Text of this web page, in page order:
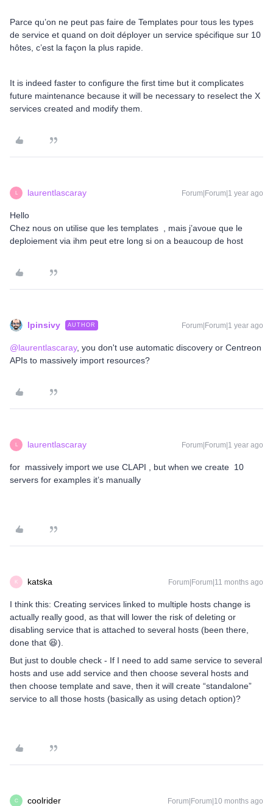
Parce qu’on ne peut pas faire de Templates pour tous les types
de service et quand on doit déployer un service spécifique sur 10
hôtes, c’est la façon la plus rapide.
It is indeed faster to configure the first time but it complicates
future maintenance because it will be necessary to reselect the X
services created and modify them.
L laurentlascaray Forum|Forum|1 year ago
Hello
Chez nous on utilise que les templates , mais j’avoue que le
deploiement via ihm peut etre long si on a beaucoup de host
lpinsivy AUTHOR Forum|Forum|1 year ago
@laurentlascaray, you don't use automatic discovery or Centreon
APIs to massively import resources?
L laurentlascaray Forum|Forum|1 year ago
for massively import we use CLAPI , but when we create 10
servers for examples it’s manually
K katska Forum|Forum|11 months ago
I think this: Creating services linked to multiple hosts change is
actually really good, as that will lower the risk of deleting or
disabling service that is attached to several hosts (been there,
done that 😆).
But just to double check - If I need to add same service to several
hosts and use add service and then choose several hosts and
then choose template and save, then it will create “standalone”
service to all those hosts (basically as using detach option)?
C coolrider Forum|Forum|10 months ago